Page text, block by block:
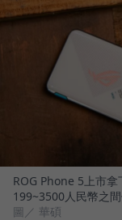
ROG Phone 5上市
199~3500人民幣之間
圖／ 華碩